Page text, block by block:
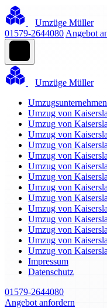
Umzüge Müller
01579-2644080 Angebot
Umzüge Müller
Umzug von
Umzug von
Umzug von
Umzug von
Umzug von
Umzug von
Umzug von
Umzug von
Umzug von
Umzug von
Umzug von
Umzug von
Umzug von
Umzug von
Impressum
Datenschutz
01579-2644080
Angebot anfordern